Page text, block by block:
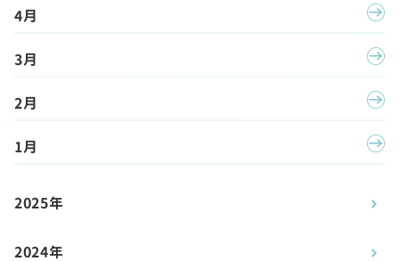
4月
3月
2月
1月
2025年
2024年